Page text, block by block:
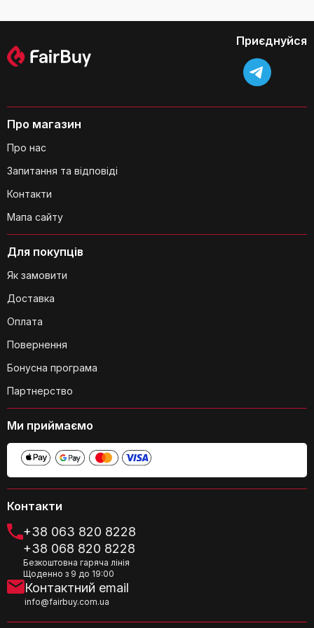
Чи є якісь особливі вимоги до догляду
за прасувальною дошкою?
Чи є силіконовий лоток для праски
Які розміри прасувальної поверхні?
Чи підходить ця дошка для
прасування великих предметів одягу,
таких як постільна білизна?
Контакти
+38 063 820 8228
+38 068 820 8228
Безкоштовна гаряча лінія
Щоденно з 9 до 19:00
Контактний email
info@fairbuy.com.ua
Для покупців
Як замовити
Доставка
Оплата
Повернення
Бонусна програма
Партнерство
Про магазин
Про нас
Запитання та відповіді
Контакти
Мапа сайту
Приєднуйся
Ми приймаємо